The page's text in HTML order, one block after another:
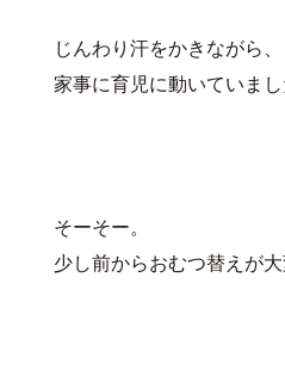
じんわり汗をかきながら、
家事に育児に動いていま
そーそー。
少し前からおむつ替えが